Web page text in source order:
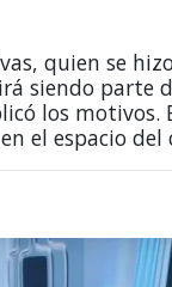
quien se
siendo parte
los
el espacio